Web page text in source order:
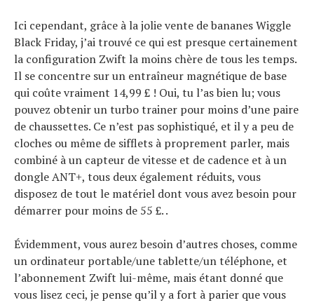
Ici cependant, grâce à la jolie vente de bananes Wiggle
Black Friday, j’ai trouvé ce qui est presque certainement
la configuration Zwift la moins chère de tous les temps.
Il se concentre sur un entraîneur magnétique de base
qui coûte vraiment 14,99 £ ! Oui, tu l’as bien lu; vous
pouvez obtenir un turbo trainer pour moins d’une paire
de chaussettes. Ce n’est pas sophistiqué, et il y a peu de
cloches ou même de sifflets à proprement parler, mais
combiné à un capteur de vitesse et de cadence et à un
dongle ANT+, tous deux également réduits, vous
disposez de tout le matériel dont vous avez besoin pour
démarrer pour moins de 55 £. .
Évidemment, vous aurez besoin d’autres choses, comme
un ordinateur portable/une tablette/un téléphone, et
l’abonnement Zwift lui-même, mais étant donné que
vous lisez ceci, je pense qu’il y a fort à parier que vous
Technologies
Tests de produits
Conseils
Tendances